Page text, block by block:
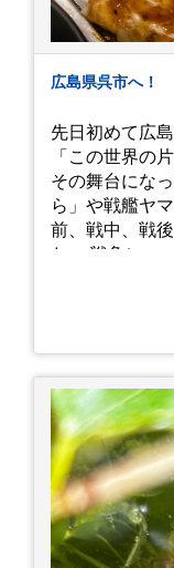
広島県呉市へ！
先日初めて広
「この世界の
その舞台になっている呉
ら」や戦艦ヤ
前、戦中、戦
た。 戦争についての情報は胸の痛む内容もありま
て本当に良かったです！ そ
さん。 写真は
土産たち。 お
ね！ 広島